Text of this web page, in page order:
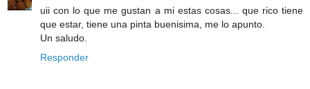
uii con lo que me gustan a mi estas cosas... que rico tiene
que estar, tiene una pinta buenisima, me lo apunto.
Un saludo.
Responder